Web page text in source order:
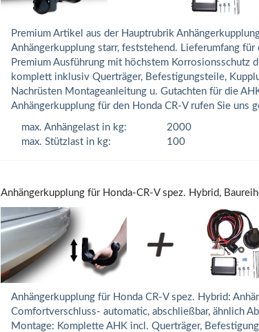
Premium Artikel aus der Hauptrubrik
Anhängerkupplung starr, feststehend. Lieferumfang
Premium Ausführung mit höchstem Korrosionsschutz
komplett inklusiv Querträger, Befestigungsteile,
Nachrüsten Montageanleitung u. Gutachten für die
Anhängerkupplung für den Honda CR-V rufen Sie uns
max. Anhängelast in kg:
2000
max. Stützlast in kg:
100
Anhängerkupplung für Honda-CR-V spez. Hybrid,
Anhängerkupplung für Honda CR-V spez. Hybrid:
Comfortverschluss- automatic, abschließbar, ähnlich
Montage: Komplette AHK incl. Querträger,